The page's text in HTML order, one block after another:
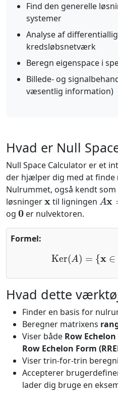
Find den generelle
systemer
Analyse af
kredsløbsnetværk
Beregn eigenspace i
Billede- og
væsentlig information)
Hvad er Null
Null Space Calculator er et
der hjælper dig med at finde
Nulrummet, også kendt som
løsninger
x
til ligningen
Ax=
og
0
er nulvektoren.
Formel:
Ker (A ={x ∈
Hvad dette
Finder en basis for
Beregner matrixens
Viser både Row Echelon
Row Echelon Form
Viser trin-for-trin
Accepterer
lader dig bruge en